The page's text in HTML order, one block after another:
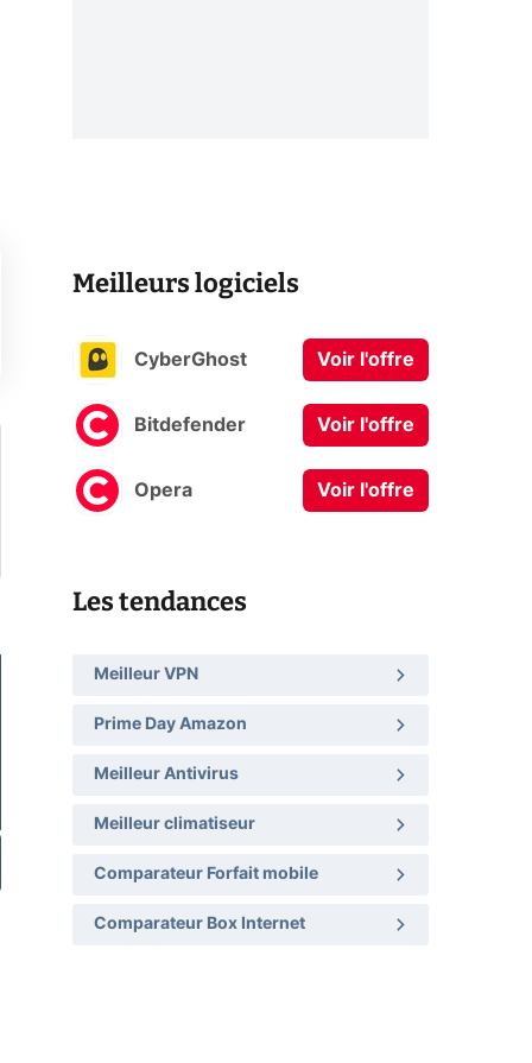
Meilleurs logiciels
CyberGhost Voir l'offre
Bitdefender Voir l'offre
Opera Voir l'offre
Les tendances
Meilleur VPN
Prime Day Amazon
Meilleur Antivirus
Meilleur climatiseur
Comparateur Forfait mobile
Comparateur Box Internet